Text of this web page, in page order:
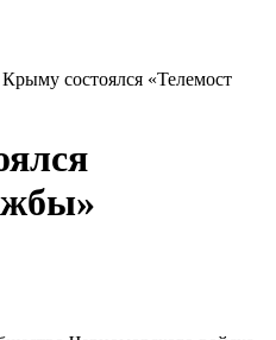
состоялся «Телемост